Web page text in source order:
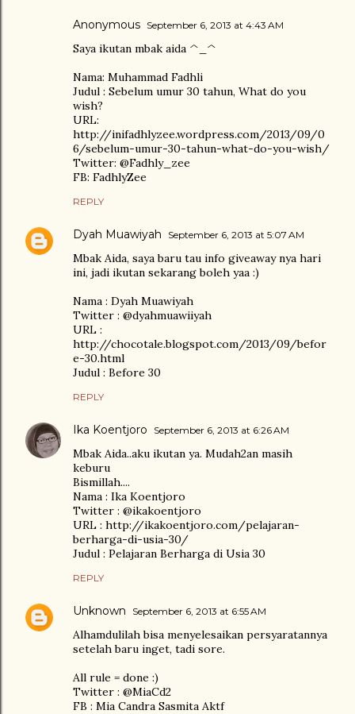
Anonymous September 6, 2013 at 4:43 AM
Saya ikutan mbak aida ^_^
Nama: Muhammad Fadhli
Judul : Sebelum umur 30 tahun, What do you
wish?
URL:
http://inifadhlyzee.wordpress.com/2013/09/0
6/sebelum-umur-30-tahun-what-do-you-wish/
Twitter: @Fadhly_zee
FB: FadhlyZee
REPLY
Dyah Muawiyah September 6, 2013 at 5:07 AM
Mbak Aida, saya baru tau info giveaway nya hari
ini, jadi ikutan sekarang boleh yaa :)
Nama : Dyah Muawiyah
Twitter : @dyahmuawiiyah
URL :
http://chocotale.blogspot.com/2013/09/befor
e-30.html
Judul : Before 30
REPLY
Ika Koentjoro September 6, 2013 at 6:26 AM
Mbak Aida..aku ikutan ya. Mudah2an masih
keburu
Bismillah....
Nama : Ika Koentjoro
Twitter : @ikakoentjoro
URL : http://ikakoentjoro.com/pelajaran-
berharga-di-usia-30/
Judul : Pelajaran Berharga di Usia 30
REPLY
Unknown September 6, 2013 at 6:55 AM
Alhamdulilah bisa menyelesaikan persyaratannya
setelah baru inget, tadi sore.
All rule = done :)
Twitter : @MiaCd2
FB : Mia Candra Sasmita Aktf